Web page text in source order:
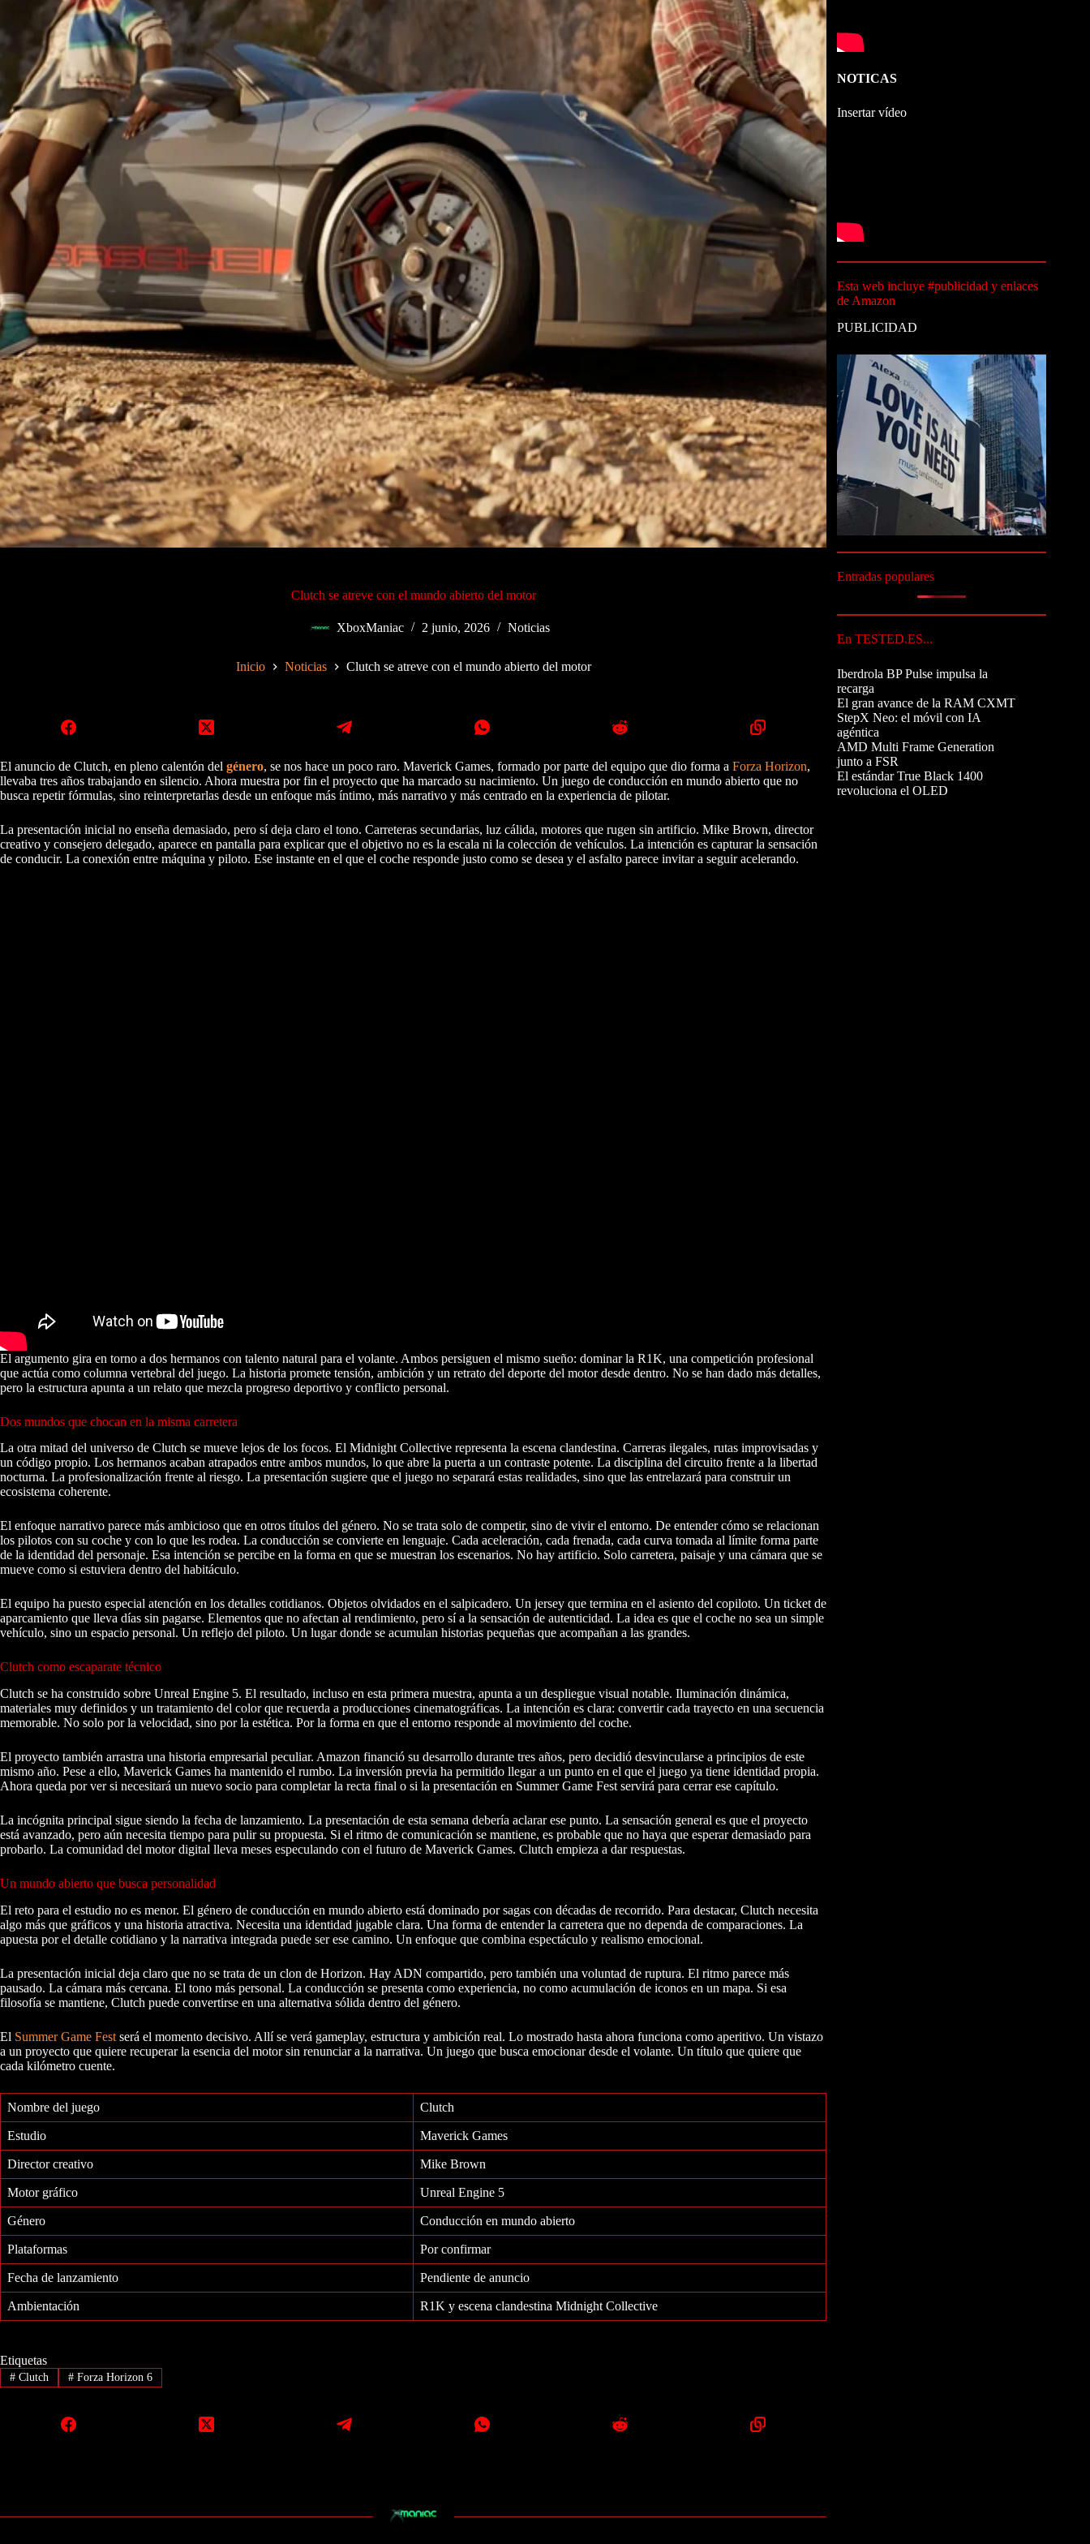
Clutch se atreve con el mundo abierto del motor
XboxManiac 2 junio, 2026 Noticias
Inicio Noticias Clutch se atreve con el mundo abierto del motor
El anuncio de Clutch, en pleno calentón del género, se nos hace un poco raro. Maverick Games, formado por parte del equipo que dio forma a Forza Horizon,
llevaba tres años trabajando en silencio. Ahora muestra por fin el proyecto que ha marcado su nacimiento. Un juego de conducción en mundo abierto que no
busca repetir fórmulas, sino reinterpretarlas desde un enfoque más íntimo, más narrativo y más centrado en la experiencia de pilotar.
La presentación inicial no enseña demasiado, pero sí deja claro el tono. Carreteras secundarias, luz cálida, motores que rugen sin artificio. Mike Brown, director
creativo y consejero delegado, aparece en pantalla para explicar que el objetivo no es la escala ni la colección de vehículos. La intención es capturar la sensación
de conducir. La conexión entre máquina y piloto. Ese instante en el que el coche responde justo como se desea y el asfalto parece invitar a seguir acelerando.
El argumento gira en torno a dos hermanos con talento natural para el volante. Ambos persiguen el mismo sueño: dominar la R1K, una competición profesional
que actúa como columna vertebral del juego. La historia promete tensión, ambición y un retrato del deporte del motor desde dentro. No se han dado más detalles,
pero la estructura apunta a un relato que mezcla progreso deportivo y conflicto personal.
Dos mundos que chocan en la misma carretera
La otra mitad del universo de Clutch se mueve lejos de los focos. El Midnight Collective representa la escena clandestina. Carreras ilegales, rutas improvisadas y
un código propio. Los hermanos acaban atrapados entre ambos mundos, lo que abre la puerta a un contraste potente. La disciplina del circuito frente a la libertad
nocturna. La profesionalización frente al riesgo. La presentación sugiere que el juego no separará estas realidades, sino que las entrelazará para construir un
ecosistema coherente.
El enfoque narrativo parece más ambicioso que en otros títulos del género. No se trata solo de competir, sino de vivir el entorno. De entender cómo se relacionan
los pilotos con su coche y con lo que les rodea. La conducción se convierte en lenguaje. Cada aceleración, cada frenada, cada curva tomada al límite forma parte
de la identidad del personaje. Esa intención se percibe en la forma en que se muestran los escenarios. No hay artificio. Solo carretera, paisaje y una cámara que se
mueve como si estuviera dentro del habitáculo.
El equipo ha puesto especial atención en los detalles cotidianos. Objetos olvidados en el salpicadero. Un jersey que termina en el asiento del copiloto. Un ticket de
aparcamiento que lleva días sin pagarse. Elementos que no afectan al rendimiento, pero sí a la sensación de autenticidad. La idea es que el coche no sea un simple
vehículo, sino un espacio personal. Un reflejo del piloto. Un lugar donde se acumulan historias pequeñas que acompañan a las grandes.
Clutch como escaparate técnico
Clutch se ha construido sobre Unreal Engine 5. El resultado, incluso en esta primera muestra, apunta a un despliegue visual notable. Iluminación dinámica,
materiales muy definidos y un tratamiento del color que recuerda a producciones cinematográficas. La intención es clara: convertir cada trayecto en una secuencia
memorable. No solo por la velocidad, sino por la estética. Por la forma en que el entorno responde al movimiento del coche.
El proyecto también arrastra una historia empresarial peculiar. Amazon financió su desarrollo durante tres años, pero decidió desvincularse a principios de este
mismo año. Pese a ello, Maverick Games ha mantenido el rumbo. La inversión previa ha permitido llegar a un punto en el que el juego ya tiene identidad propia.
Ahora queda por ver si necesitará un nuevo socio para completar la recta final o si la presentación en Summer Game Fest servirá para cerrar ese capítulo.
La incógnita principal sigue siendo la fecha de lanzamiento. La presentación de esta semana debería aclarar ese punto. La sensación general es que el proyecto
está avanzado, pero aún necesita tiempo para pulir su propuesta. Si el ritmo de comunicación se mantiene, es probable que no haya que esperar demasiado para
probarlo. La comunidad del motor digital lleva meses especulando con el futuro de Maverick Games. Clutch empieza a dar respuestas.
Un mundo abierto que busca personalidad
El reto para el estudio no es menor. El género de conducción en mundo abierto está dominado por sagas con décadas de recorrido. Para destacar, Clutch necesita
algo más que gráficos y una historia atractiva. Necesita una identidad jugable clara. Una forma de entender la carretera que no dependa de comparaciones. La
apuesta por el detalle cotidiano y la narrativa integrada puede ser ese camino. Un enfoque que combina espectáculo y realismo emocional.
La presentación inicial deja claro que no se trata de un clon de Horizon. Hay ADN compartido, pero también una voluntad de ruptura. El ritmo parece más
pausado. La cámara más cercana. El tono más personal. La conducción se presenta como experiencia, no como acumulación de iconos en un mapa. Si esa
filosofía se mantiene, Clutch puede convertirse en una alternativa sólida dentro del género.
El Summer Game Fest será el momento decisivo. Allí se verá gameplay, estructura y ambición real. Lo mostrado hasta ahora funciona como aperitivo. Un vistazo
a un proyecto que quiere recuperar la esencia del motor sin renunciar a la narrativa. Un juego que busca emocionar desde el volante. Un título que quiere que
cada kilómetro cuente.
Nombre del juego Clutch
Estudio Maverick Games
Director creativo Mike Brown
Motor gráfico Unreal Engine 5
Género Conducción en mundo abierto
Plataformas Por confirmar
Fecha de lanzamiento Pendiente de anuncio
Ambientación R1K y escena clandestina Midnight Collective
Etiquetas
#Clutch #Forza Horizon 6
NOTICAS
Insertar vídeo
Esta web incluye #publicidad y enlaces
de Amazon
PUBLICIDAD
Entradas populares
En TESTED.ES...
Iberdrola BP Pulse impulsa la
recarga
El gran avance de la RAM CXMT
StepX Neo: el móvil con IA
agéntica
AMD Multi Frame Generation
junto a FSR
El estándar True Black 1400
revoluciona el OLED